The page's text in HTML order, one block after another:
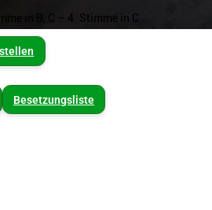
in B, C – 4. Stimme in C
Besetzungsliste